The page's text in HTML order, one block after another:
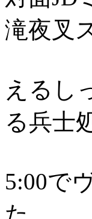
滝夜叉
えるし
る兵士
5:00で